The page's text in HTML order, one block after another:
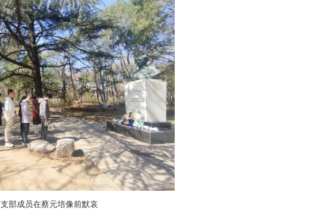
支部成员在蔡元培像前默哀